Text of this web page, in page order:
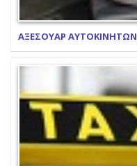
ΑΞΕΣΟΥΑΡ ΑΥΤΟΚΙΝΗΤΩΝ